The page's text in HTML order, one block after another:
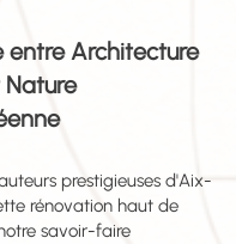
entre Architecture
prestigieuses d'Aix-
rénovation haut de
savoir-faire